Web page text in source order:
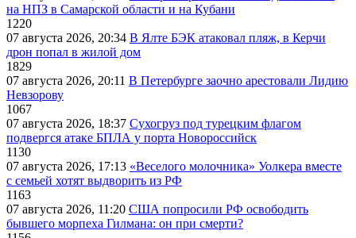
на НПЗ в Самарской области и на Кубани
1220
07 августа 2026, 20:34 В Ялте БЭК атаковал пляж, в Керчи
дрон попал в жилой дом
1829
07 августа 2026, 20:11 В Петербурге заочно арестовали Лидию
Невзорову
1067
07 августа 2026, 18:37 Сухогруз под турецким флагом
подвергся атаке БПЛА у порта Новороссийск
1130
07 августа 2026, 17:13 «Веселого молочника» Уолкера вместе
с семьей хотят выдворить из РФ
1163
07 августа 2026, 11:20 США попросили РФ освободить
бывшего морпеха Гилмана: он при смерти?